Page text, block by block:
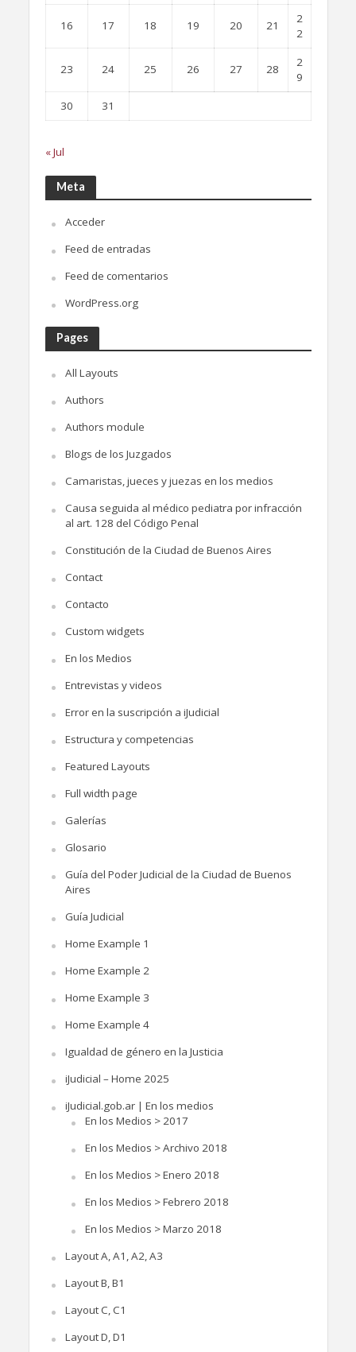
16 17 18 19 20 21
2
2
23 24 25 26 27 28
2
9
30
31
« Jul
Meta
Acceder
Feed de entradas
Feed de comentarios
WordPress.org
Pages
All Layouts
Authors
Authors module
Blogs de los Juzgados
Camaristas, jueces y juezas en los medios
Causa seguida al médico pediatra por infracción
al art. 128 del Código Penal
Constitución de la Ciudad de Buenos Aires
Contact
Contacto
Custom widgets
En los Medios
Entrevistas y videos
Error en la suscripción a iJudicial
Estructura y competencias
Featured Layouts
Full width page
Galerías
Glosario
Guía del Poder Judicial de la Ciudad de Buenos
Aires
Guía Judicial
Home Example 1
Home Example 2
Home Example 3
Home Example 4
Igualdad de género en la Justicia
iJudicial – Home 2025
iJudicial.gob.ar | En los medios
En los Medios > 2017
En los Medios > Archivo 2018
En los Medios > Enero 2018
En los Medios > Febrero 2018
En los Medios > Marzo 2018
Layout A, A1, A2, A3
Layout B, B1
Layout C, C1
Layout D, D1